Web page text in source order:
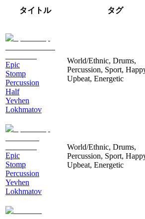
タイトル タグ
Epic
Stomp
Percussion
Half
Yevhen
Lokhmatov
World/Ethnic, Drums,
Percussion, Sport,
Upbeat, Energetic
Epic
Stomp
Percussion
Yevhen
Lokhmatov
World/Ethnic, Drums,
Percussion, Sport,
Upbeat, Energetic